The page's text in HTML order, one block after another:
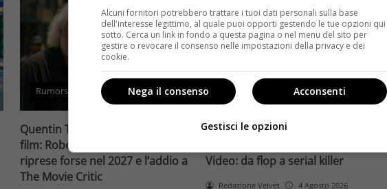
Rumors
Quentin Tarantino e il decimo
film: Robert Richardson rivela
riprese forse nel 2027 e l’addio a
The Movie Critic
Anteprime
Jai Courtney si riscatta con
Video: da flop a serial killer
Redazione Velvet 4 Agosto 2026
Alcuni fornitori potrebbero trattare i tuoi dati personali sulla base
dell'interesse legittimo, al quale puoi opporti gestendo le tue opzioni qui
sotto. Cerca un link in fondo a questa pagina o nel menu del sito per
gestire o revocare il consenso nelle impostazioni della privacy e dei
cookie.
Acconsenti
Nega il consenso
Gestisci le opzioni